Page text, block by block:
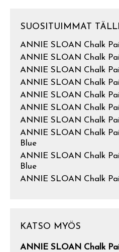
SUOSITUIMMAT
ANNIE SLOAN Chalk
ANNIE SLOAN Chalk
ANNIE SLOAN Chalk
ANNIE SLOAN Chalk
ANNIE SLOAN Chalk
ANNIE SLOAN Chalk
ANNIE SLOAN Chalk
ANNIE SLOAN Chalk
Blue
ANNIE SLOAN Chalk
Blue
ANNIE SLOAN Chalk
KATSO MYÖS
ANNIE SLOAN Chalk